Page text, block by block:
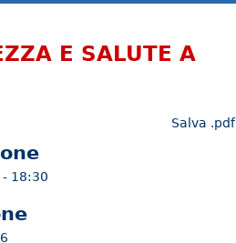
E SALUTE A
Salva .pdf
18:30